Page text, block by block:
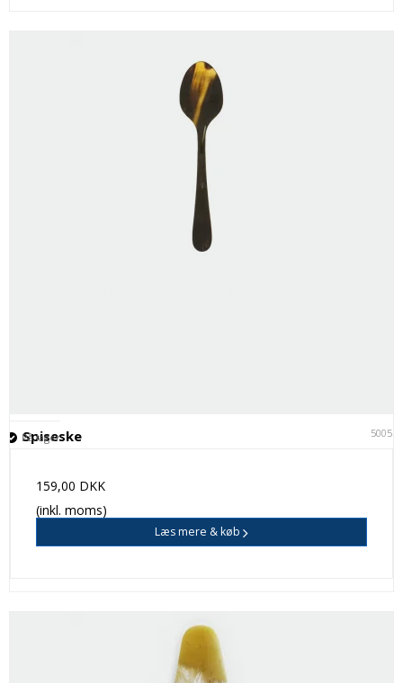
Spiseske 50051
På lager
159,00 DKK
(inkl. moms)
Læs mere & køb